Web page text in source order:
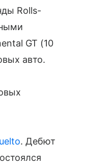
Rolls-
GT (10
авто.
. Дебют